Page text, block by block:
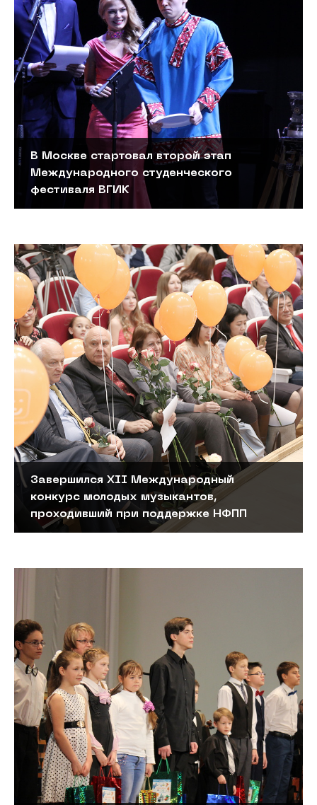
В Москве стартовал второй этап
Международного студенческого
фестиваля ВГИК
Завершился XII Международный
конкурс молодых музыкантов,
проходивший при поддержке НФПП